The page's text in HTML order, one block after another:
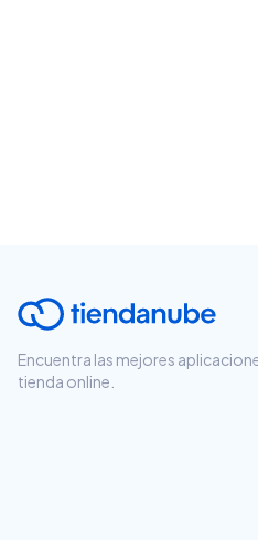
Encuentra las mejores
tienda online.